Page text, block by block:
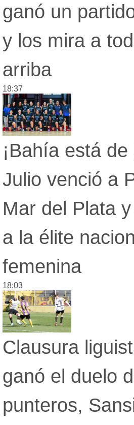
ganó un
y los mira a
arriba
18:37
¡Bahía está
Julio venció a
Mar del Plata
a la élite
femenina
18:03
Clausura
ganó el duelo
punteros,